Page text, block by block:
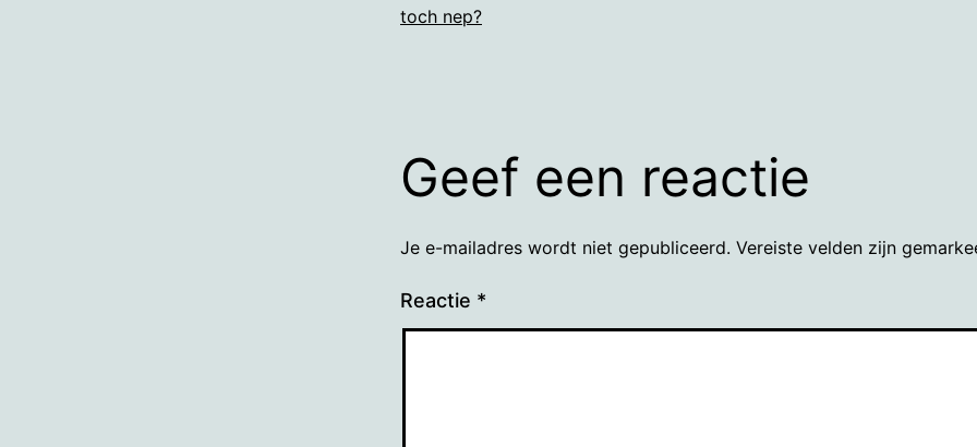
toch nep?
Geef een reactie
Je e-mailadres wordt niet gepubliceerd. Vereiste velden zijn
Reactie *